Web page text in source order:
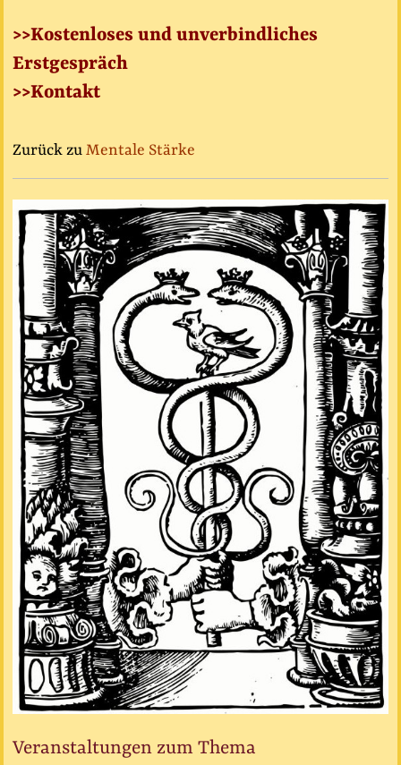
>>Kostenloses und unverbindliches
Erstgespräch
>>Kontakt
Zurück zu Mentale Stärke
Veranstaltungen zum Thema